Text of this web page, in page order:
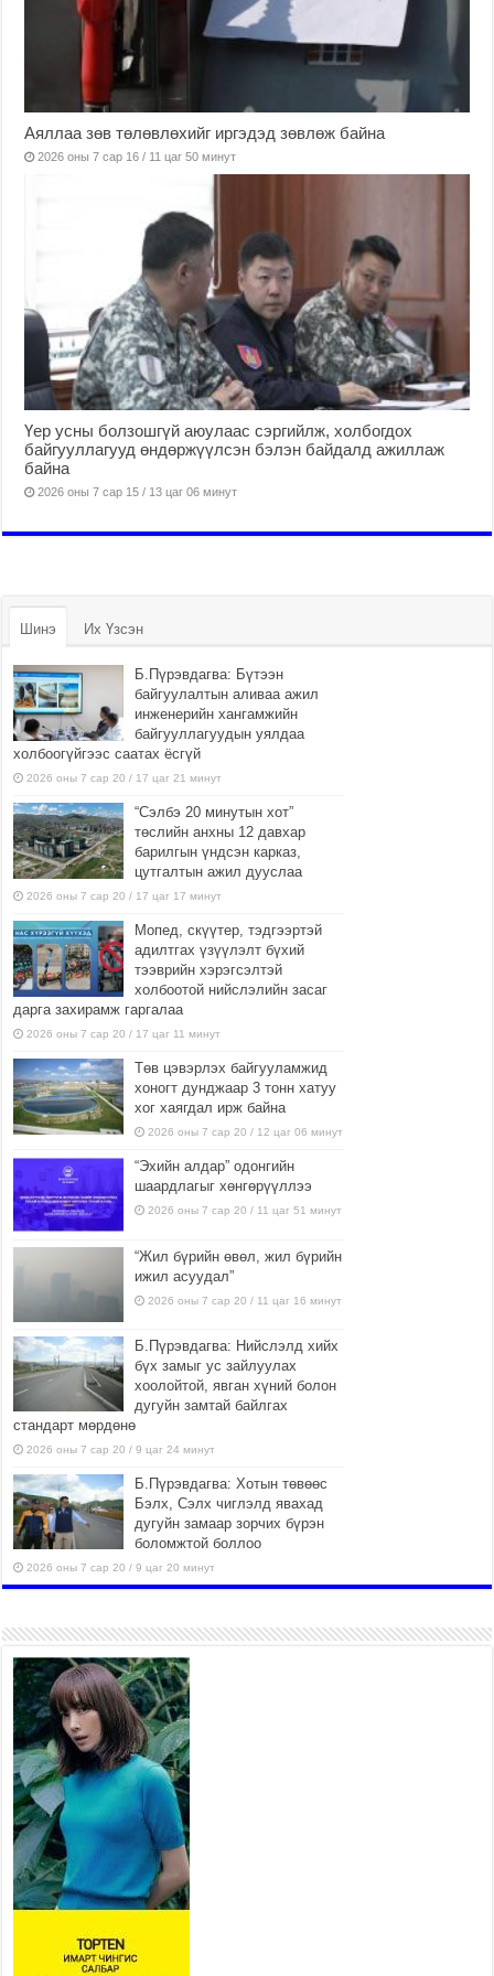
Аяллаа зөв төлөвлөхийг иргэдэд зөвлөж байна
2026 оны 7 сар 16 / 11 цаг 50 минут
Үер усны болзошгүй аюулаас сэргийлж, холбогдох
байгууллагууд өндөржүүлсэн бэлэн байдалд ажиллаж
байна
2026 оны 7 сар 15 / 13 цаг 06 минут
Шинэ Их Үзсэн
Б.Пүрэвдагва: Бүтээн
байгуулалтын аливаа ажил
инженерийн хангамжийн
байгууллагуудын уялдаа
холбоогүйгээс саатах ёсгүй
2026 оны 7 сар 20 / 17 цаг 21 минут
“Сэлбэ 20 минутын хот”
төслийн анхны 12 давхар
барилгын үндсэн карказ,
цутгалтын ажил дууслаа
2026 оны 7 сар 20 / 17 цаг 17 минут
Мопед, скүүтер, тэдгээртэй
адилтгах үзүүлэлт бүхий
тээврийн хэрэгсэлтэй
холбоотой нийслэлийн засаг
дарга захирамж гаргалаа
2026 оны 7 сар 20 / 17 цаг 11 минут
Төв цэвэрлэх байгууламжид
хоногт дунджаар 3 тонн хатуу
хог хаягдал ирж байна
2026 оны 7 сар 20 / 12 цаг 06 минут
“Эхийн алдар” одонгийн
шаардлагыг хөнгөрүүллээ
2026 оны 7 сар 20 / 11 цаг 51 минут
“Жил бүрийн өвөл, жил бүрийн
ижил асуудал”
2026 оны 7 сар 20 / 11 цаг 16 минут
Б.Пүрэвдагва: Нийслэлд хийх
бүх замыг ус зайлуулах
хоолойтой, явган хүний болон
дугуйн замтай байлгах
стандарт мөрдөнө
2026 оны 7 сар 20 / 9 цаг 24 минут
Б.Пүрэвдагва: Хотын төвөөс
Бэлх, Сэлх чиглэлд явахад
дугуйн замаар зорчих бүрэн
боломжтой боллоо
2026 оны 7 сар 20 / 9 цаг 20 минут
шугам хоолойн ажил 80
хувьтай үргэлжилж байна
2026 оны 7 сар 20 / 9 цаг 14 минут
Усархаг аадар бороо орж
байгаа тул аюулгүй байдлаа
хангаж, үер усны аюулаас
сэрэмжлэхийг нийслэлийн
Онцгой байдлын газраас анхааруулж байна
2026 оны 7 сар 20 / 9 цаг 09 минут
311 алба хаагч, 119 техник хэрэгсэлтэй ажиллаж
үер усны аюул, болзошгүй эрсдэлээс сэргийлж
байна
Аяллаа зөв төлөвлөхийг иргэдэд зөвлөж байна